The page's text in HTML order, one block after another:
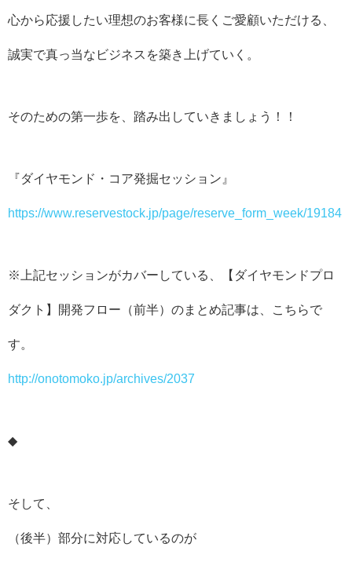
心から応援したい理想のお客様に長くご愛顧いただける、
誠実で真っ当なビジネスを築き上げていく。
そのための第一歩を、踏み出していきましょう！！
『ダイヤモンド・コア発掘セッション』
https://www.reservestock.jp/page/reserve_form_week/19184
※上記セッションがカバーしている、【ダイヤモンドプロ
ダクト】開発フロー（前半）のまとめ記事は、こちらで
す。
http://onotomoko.jp/archives/2037
◆
そして、
（後半）部分に対応しているのが